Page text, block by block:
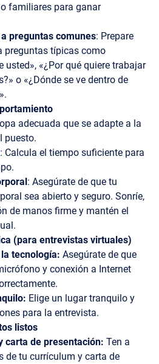
familiares para ganar
preguntas comunes: Prepare
preguntas típicas como
usted», «¿Por qué quiere trabajar
o «¿Dónde se ve dentro de
adecuada que se adapte a la
puesto.
: Calcula el tiempo suficiente para
: Asegúrate de que tu
sea abierto y seguro. Sonríe,
de manos firme y mantén el
(para entrevistas virtuales)
tecnología: Asegúrate de que
y conexión a Internet
Elige un lugar tranquilo y
para la entrevista.
listos
carta de presentación: Ten a
de tu currículum y carta de